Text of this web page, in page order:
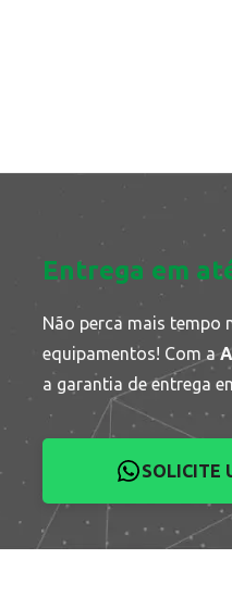
Entrega em
Não perca mais tempo
equipamentos! Com a
a garantia de entrega
SOLICITE